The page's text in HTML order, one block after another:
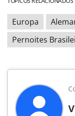
Europa
Pernoites